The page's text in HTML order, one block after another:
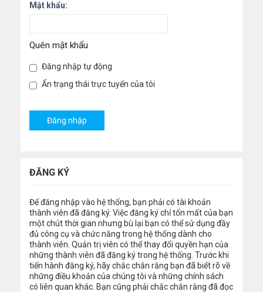
Mật khẩu:
Quên mật khẩu
Đăng nhập tự động
Ẩn trạng thái trực tuyến của tôi
ĐĂNG KÝ
Để đăng nhập vào hệ thống, bạn phải có tài khoản
thành viên đã đăng ký. Việc đăng ký chỉ tốn mất của bạn
một chút thời gian nhưng bù lại bạn có thể sử dụng đầy
đủ công cụ và chức năng trong hệ thống dành cho
thành viên. Quản trị viên có thể thay đổi quyền hạn của
những thành viên đã đăng ký trong hệ thống. Trước khi
tiến hành đăng ký, hãy chắc chắn rằng bạn đã biết rõ về
những điều khoản của chúng tôi và những chính sách
có liên quan khác. Bạn cũng phải chắc chắn rằng đã đọc